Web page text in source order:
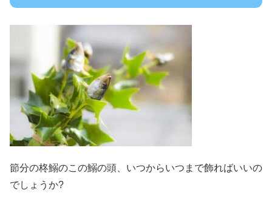
節分の柊鰯のこの鰯の頭、いつからいつまで飾ればいいの
でしょうか?